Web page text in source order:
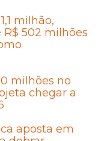
milhão,
502 milhões
milhões no
chegar a
aposta em